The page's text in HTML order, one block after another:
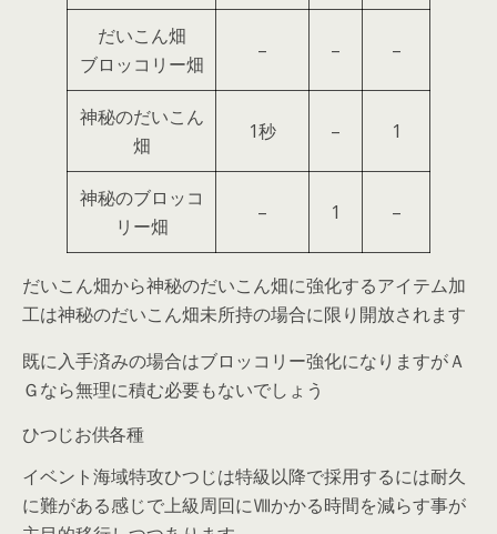
だいこん畑
ブロッコリー畑
– – –
神秘のだいこん
畑
1秒 – 1
神秘のブロッコ
リー畑
– 1 –
だいこん畑から神秘のだいこん畑に強化するアイテム加
工は神秘のだいこん畑未所持の場合に限り開放されます
既に入手済みの場合はブロッコリー強化になりますがＡ
Ｇなら無理に積む必要もないでしょう
ひつじお供各種
イベント海域特攻ひつじは特級以降で採用するには耐久
に難がある感じで上級周回にⅧかかる時間を減らす事が